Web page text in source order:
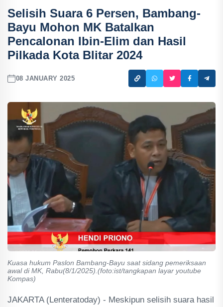
Selisih Suara 6 Persen, Bambang-
Bayu Mohon MK Batalkan
Pencalonan Ibin-Elim dan Hasil
Pilkada Kota Blitar 2024
08 JANUARY 2025
Kuasa hukum Paslon Bambang-Bayu saat sidang pemeriksaan
awal di MK, Rabu(8/1/2025).(foto:ist/tangkapan layar youtube
Kompas)
JAKARTA (Lenteratoday) - Meskipun selisih suara hasil